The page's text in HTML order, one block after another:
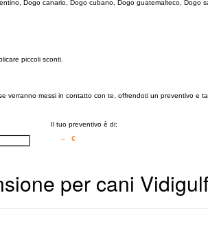
Dogo canario, Dogo cubano, Dogo guatemalteco, Dogo
piccoli sconti.
messi in contatto con te, offrendoti un preventivo e
Il tuo preventivo è di:
– €
per cani